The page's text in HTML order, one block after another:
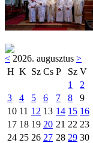
< 2026. augusztus >
H K Sz Cs P Sz V
1
2
3
4 5 6 7 8
9
10 11 12 13 14 15 16
17 18 19 20 21 22 23
24 25 26 27 28 29 30